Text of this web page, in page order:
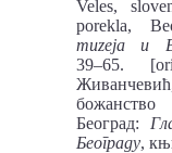
Veles,
porekla,
muzeja u
39–65.
Београд:
Београду,